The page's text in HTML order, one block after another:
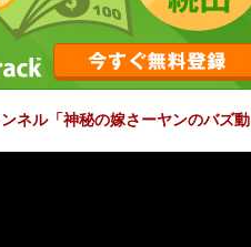
ネル「神秘の嫁さーヤンのバズ動